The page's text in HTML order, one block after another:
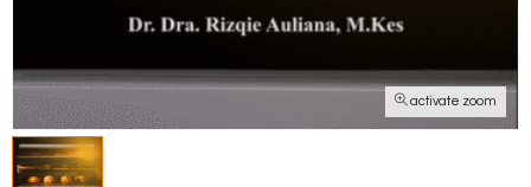
activate zoom